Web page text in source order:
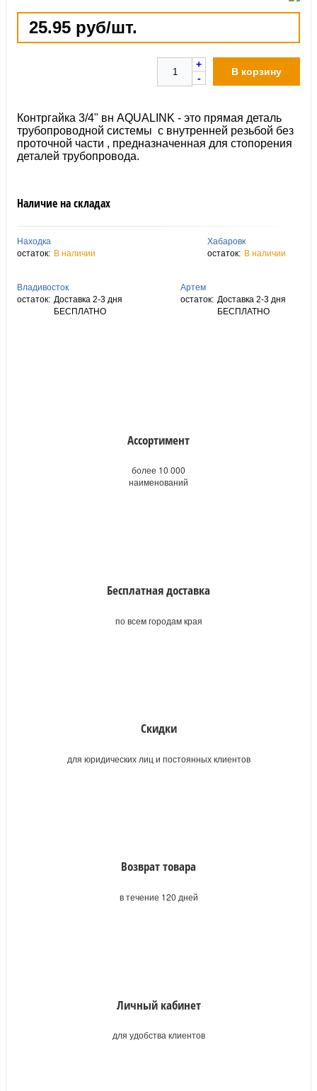
25.95 руб/шт.
+
-
В корзину
Контргайка 3/4" вн АQUALINK - это прямая деталь
трубопроводной системы с внутренней резьбой без
проточной части , предназначенная для стопорения
деталей трубопровода.
Наличие на складах
Находка
остаток: В наличии
Хабаровк
остаток: В наличии
Владивосток
остаток: Доставка 2-3 дня
БЕСПЛАТНО
Артем
остаток: Доставка 2-3 дня
БЕСПЛАТНО
Ассортимент
более 10 000
наименований
Бесплатная доставка
по всем городам края
Скидки
для юридических лиц и постоянных клиентов
Возврат товара
в течение 120 дней
Личный кабинет
для удобства клиентов